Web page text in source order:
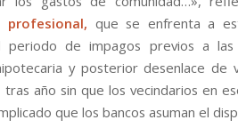
profesional, que se enfrenta a
periodo de impagos previos a las
y posterior desenlace de
año sin que los vecindarios en
que los bancos asuman el